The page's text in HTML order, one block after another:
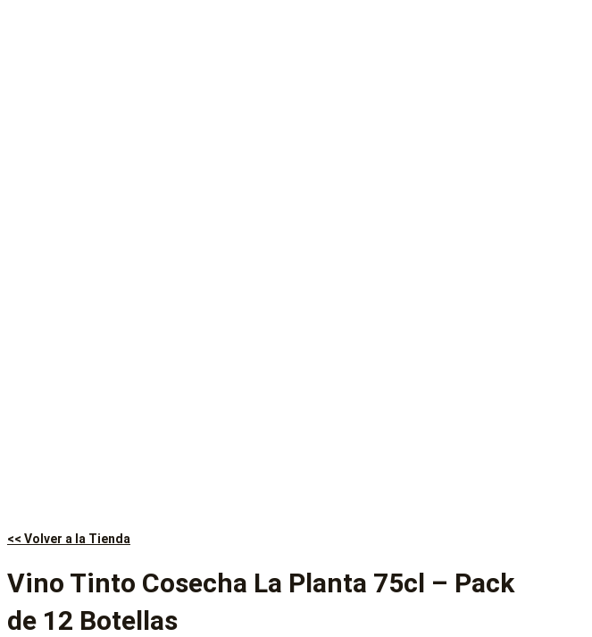
<< Volver a la Tienda
Vino Tinto Cosecha La Planta 75cl – Pack
de 12 Botellas